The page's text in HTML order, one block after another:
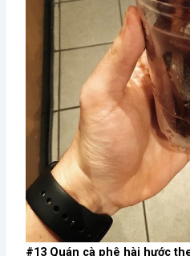
#13 Quán cà phê hài hước